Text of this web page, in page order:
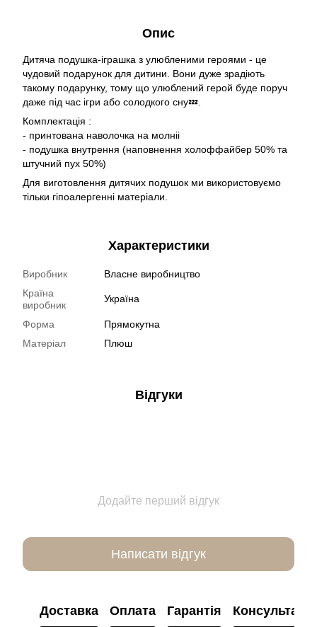
Опис
Дитяча подушка-іграшка з улюбленими героями - це
чудовий подарунок для дитини. Вони дуже зрадіють
такому подарунку, тому що улюблений герой буде поруч
даже під час ігри або солодкого сну💤.
Комплектація :
- принтована наволочка на молніі
- подушка внутрення (наповнення холоффайбер 50% та
штучний пух 50%)
Для виготовлення дитячих подушок ми використовуємо
тільки гіпоалергенні матеріали.
Характеристики
Виробник
Власне виробництво
Країна
виробник
Україна
Форма
Прямокутна
Матеріал
Плюш
Відгуки
Додайте перший відгук
Написати відгук
Доставка Оплата Гарантія Консультація